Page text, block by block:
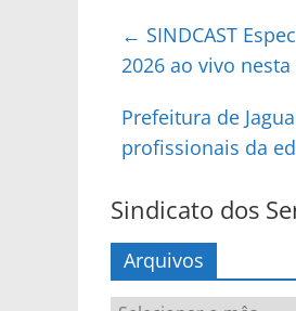
← SINDCAST
2026 ao vivo nesta
Prefeitura de
profissionais da
Sindicato dos
Arquivos